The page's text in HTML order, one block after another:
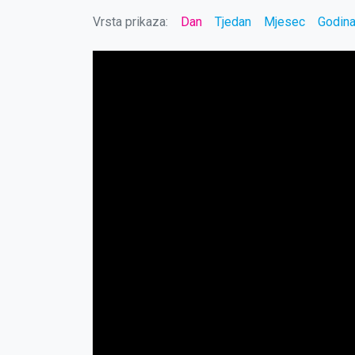
Vrsta prikaza: Dan Tjedan Mjesec Godina